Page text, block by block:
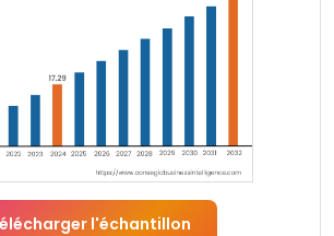
l'échantillon